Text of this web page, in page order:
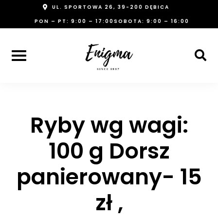
UL. SPORTOWA 26, 39-200 DĘBICA
PON – PT: 9:00 – 17:00 SOBOTA: 9:00 – 16:00
Ryby wg wagi:
100 g Dorsz
panierowany- 15
zł ,